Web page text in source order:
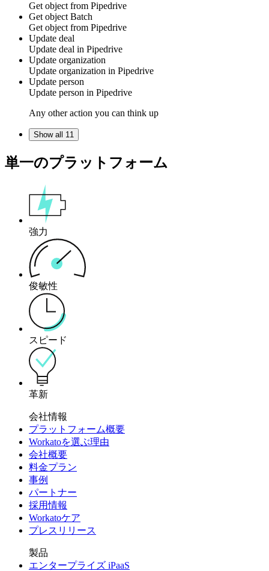
Get object from Pipedrive
Get object Batch
Get object from Pipedrive
Update deal
Update deal in Pipedrive
Update organization
Update organization in Pipedrive
Update person
Update person in Pipedrive
Any other action you can think up
Show all 11
単一のプラットフォーム
強力
俊敏性
スピード
革新
会社情報
プラットフォーム概要
Workatoを選ぶ理由
会社概要
料金プラン
事例
パートナー
採用情報
Workatoケア
プレスリリース
製品
エンタープライズ iPaaS